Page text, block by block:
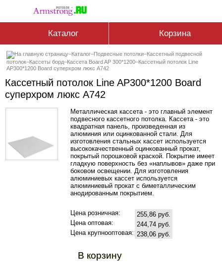
Каталог Корзина
–Каталог–Подвесные потолки–Кассетный подвесной
потолок–Кассеты борд–Кассетa Board AP 300*1200–Кассетный потолок Line
AP300*1200 Board суперхром люкс А742
Кассетный потолок Line AP300*1200 Board
суперхром люкс А742
Металлическая кассета - это главный элемент
подвесного кассетного потолка. Кассета - это
квадратная панель, произведенная из
алюминия или оцинкованной стали. Для
изготовления стальных кассет используется
высококачественный оцинкованный прокат,
покрытый порошковой краской. Покрытие имеет
гладкую поверхность без «наплывов» даже при
боковом освещении. Для изготовления
алюминиевых кассет используется
алюминиевый прокат с биметаллическим
анодированным покрытием.
Цена розничная:
255,86 руб.
Цена оптовая:
244,74 руб.
Цена крупнооптовая: 238,06 руб.
В корзину